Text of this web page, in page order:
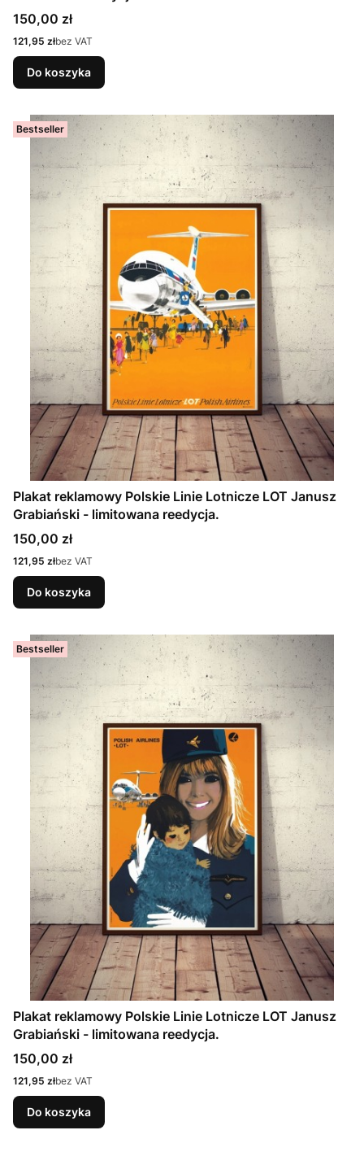
Cena
150,00 zł
Cena
121,95 złbez VAT
Do koszyka
Bestseller
Plakat reklamowy Polskie Linie Lotnicze LOT Janusz
Grabiański - limitowana reedycja.
Cena
150,00 zł
Cena
121,95 złbez VAT
Do koszyka
Bestseller
Plakat reklamowy Polskie Linie Lotnicze LOT Janusz
Grabiański - limitowana reedycja.
Cena
150,00 zł
Cena
121,95 złbez VAT
Do koszyka